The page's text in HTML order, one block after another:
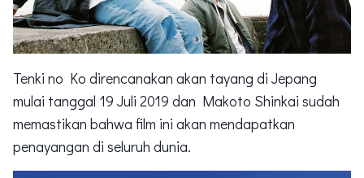
Tenki no Ko direncanakan akan tayang di Jepang
mulai tanggal 19 Juli 2019 dan Makoto Shinkai sudah
memastikan bahwa film ini akan mendapatkan
penayangan di seluruh dunia.